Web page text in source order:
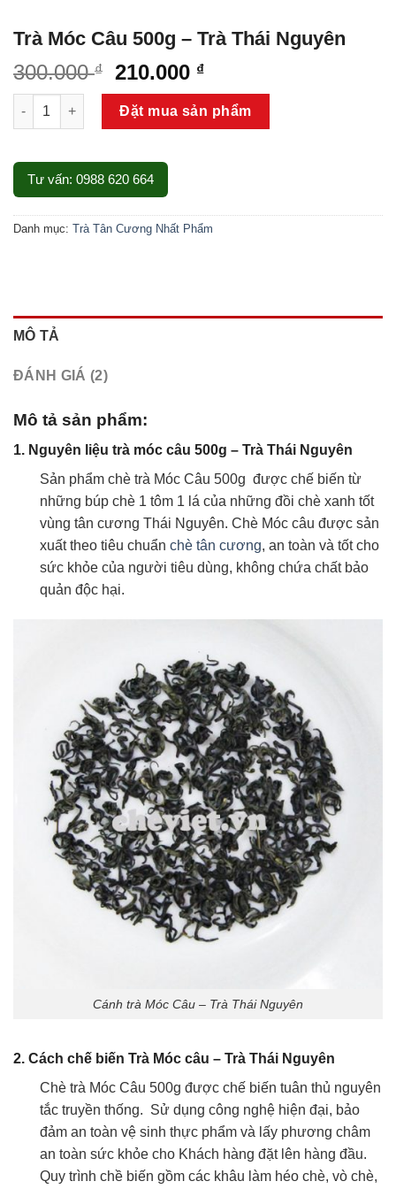
Trà Móc Câu 500g – Trà Thái Nguyên
300.000₫ 210.000 ₫
Trà Móc Câu 500g - Trà Thái Nguyên số lượng
Đặt mua sản phẩm
Tư vấn: 0988 620 664
Danh mục: Trà Tân Cương Nhất Phẩm
MÔ TẢ
ĐÁNH GIÁ (2)
Mô tả sản phẩm:
1. Nguyên liệu trà móc câu 500g – Trà Thái Nguyên
Sản phẩm chè trà Móc Câu 500g được chế biến từ
những búp chè 1 tôm 1 lá của những đồi chè xanh tốt
vùng tân cương Thái Nguyên. Chè Móc câu được sản
xuất theo tiêu chuẩn chè tân cương, an toàn và tốt cho
sức khỏe của người tiêu dùng, không chứa chất bảo
quản độc hại.
Cánh trà Móc Câu – Trà Thái Nguyên
2. Cách chế biến Trà Móc câu – Trà Thái Nguyên
Chè trà Móc Câu 500g được chế biến tuân thủ nguyên
tắc truyền thống. Sử dụng công nghệ hiện đại, bảo
đảm an toàn vệ sinh thực phẩm và lấy phương châm
an toàn sức khỏe cho Khách hàng đặt lên hàng đầu.
Quy trình chề biến gồm các khâu làm héo chè, vò chè,